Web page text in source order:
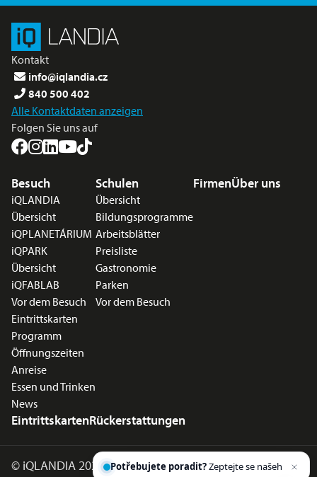
Kontakt
info@iqlandia.cz
840 500 402
Alle Kontaktdaten anzeigen
Folgen Sie uns auf
Fußzeilenmenü
Besuch
iQLANDIA
Übersicht
iQPLANETÁRIUM
iQPARK
Übersicht
iQFABLAB
Vor dem Besuch
Eintrittskarten
Programm
Öffnungszeiten
Anreise
Essen und Trinken
News
Schulen
Übersicht
Bildungsprogramme
Arbeitsblätter
Preisliste
Gastronomie
Parken
Vor dem Besuch
FirmenÜber uns
EintrittskartenRückerstattungen
© iQLANDIA 2026
Potřebujete poradit?Zeptejte se našeho
asistentaChettyho